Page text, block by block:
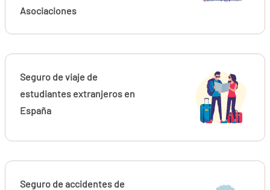
Asociaciones
Seguro de viaje de
estudiantes extranjeros en
España
Seguro de accidentes de